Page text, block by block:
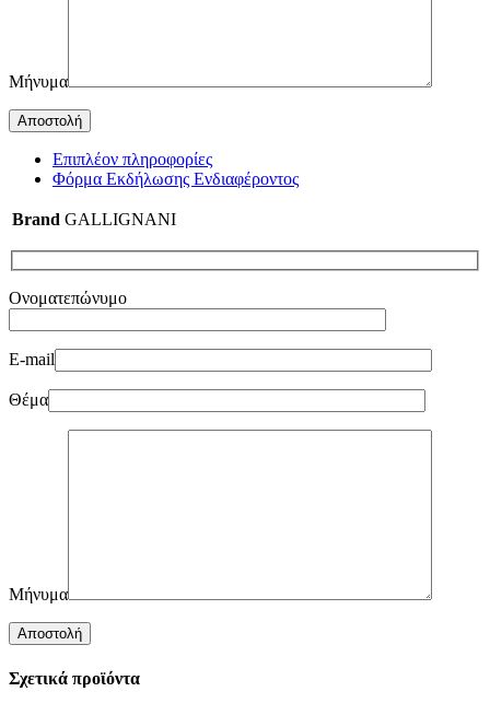
Μήνυμα
Επιπλέον πληροφορίες
Φόρμα Εκδήλωσης Ενδιαφέροντος
Brand GALLIGNANI
Ονοματεπώνυμο
E-mail
Θέμα
Μήνυμα
Σχετικά προϊόντα